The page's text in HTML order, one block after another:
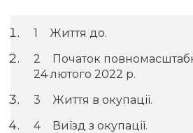
Життя до.
Початок
24 лютого 2022 р.
Життя в окупації.
Виїзд з окупації.